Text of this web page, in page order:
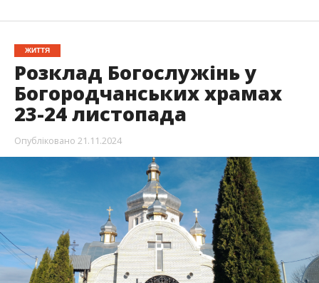
ЖИТТЯ
Розклад Богослужінь у
Богородчанських храмах
23-24 листопада
Опубліковано 21.11.2024